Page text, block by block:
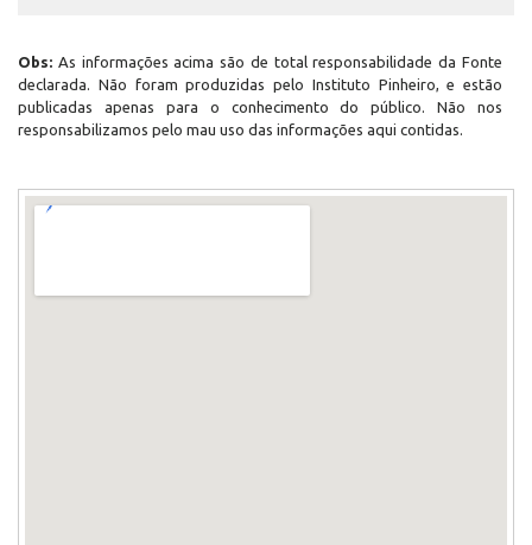
Obs: As informações acima são de total responsabilidade da Fonte
declarada. Não foram produzidas pelo Instituto Pinheiro, e estão
publicadas apenas para o conhecimento do público. Não nos
responsabilizamos pelo mau uso das informações aqui contidas.